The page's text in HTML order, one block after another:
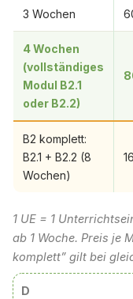
3 Wochen
4 Wochen
(vollständiges
Modul B2.1
oder B2.2)
B2 komplett:
B2.1 + B2.2 (8
Wochen)
1 UE = 1
ab 1 Woche. Preis je
komplett” gilt bei
D